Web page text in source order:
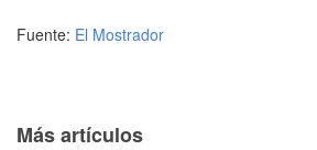
Fuente: El Mostrador
Más artículos